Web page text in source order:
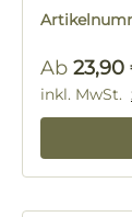
Ab 23,90
inkl. MwSt.